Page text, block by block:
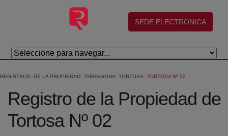
Skip to Main Content
(abre en nueva ventana)
SEDE ELECTRONICA
REGISTROS DE LA PROPIEDAD TARRAGONA TORTOSA TORTOSA Nº 02
Registro de la Propiedad de
Tortosa Nº 02